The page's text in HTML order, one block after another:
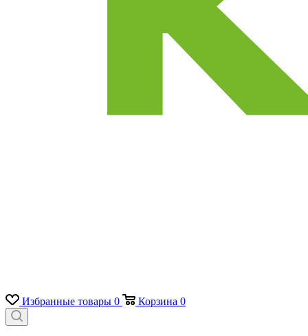
Избранные товары 0 Корзина 0